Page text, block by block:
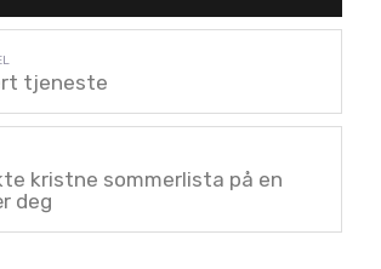
tjeneste
kristne sommerlista på en
deg